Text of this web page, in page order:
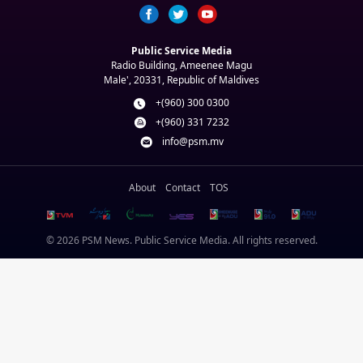
Public Service Media
Radio Building, Ameenee Magu
Male', 20331, Republic of Maldives
+(960) 300 0300
+(960) 331 7232
info@psm.mv
About Contact TOS
© 2026 PSM News. Public Service Media. All rights reserved.